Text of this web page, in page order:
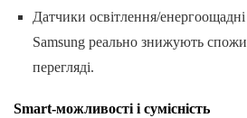
Датчики освітлення/
Samsung реально знижують
перегляді.
Smart-можливості і сумісність